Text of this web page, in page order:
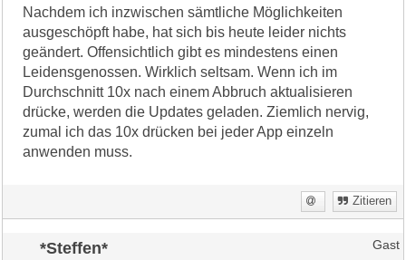
Nachdem ich inzwischen sämtliche Möglichkeiten
ausgeschöpft habe, hat sich bis heute leider nichts
geändert. Offensichtlich gibt es mindestens einen
Leidensgenossen. Wirklich seltsam. Wenn ich im
Durchschnitt 10x nach einem Abbruch aktualisieren
drücke, werden die Updates geladen. Ziemlich nervig,
zumal ich das 10x drücken bei jeder App einzeln
anwenden muss.
Zitieren
*Steffen* Gast